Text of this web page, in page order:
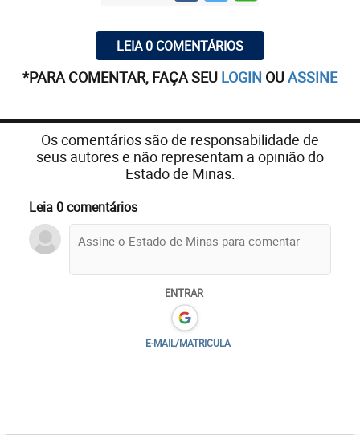
LEIA 0 COMENTÁRIOS
*PARA COMENTAR, FAÇA SEU LOGIN OUASSINE
Os comentários são de responsabilidade de
seus autores e não representam a opinião do
Estado de Minas.
Leia 0 comentários
ENTRAR
E-MAIL/MATRICULA